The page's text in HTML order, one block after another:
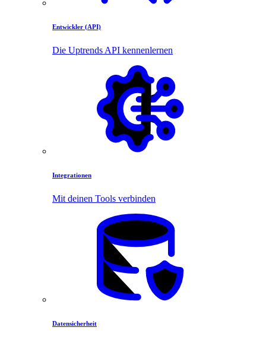
Entwickler (API)
Die Uptrends API kennenlernen
Integrationen
Mit deinen Tools verbinden
Datensicherheit